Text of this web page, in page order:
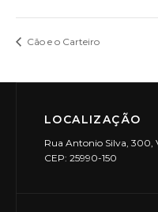
Cão e o Carteiro
LOCALIZAÇÃO
Rua Antonio Silva, 300,
CEP: 25990-150